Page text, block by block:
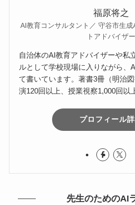
福原将之
AI教育コンサルタント／ 守谷市生
トアドバイザー
自治体のAI教育アドバイザーや私
ルとして学校現場に入りながら、
て書いています。著書3冊（明治
演120回以上、授業視察1,000回以
プロフィール
先生のためのAI